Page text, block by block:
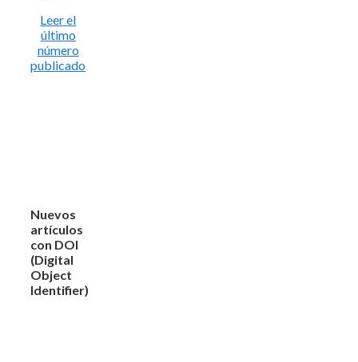
Leer el
último
número
publicado
Nuevos
artículos
con DOI
(Digital
Object
Identifier)